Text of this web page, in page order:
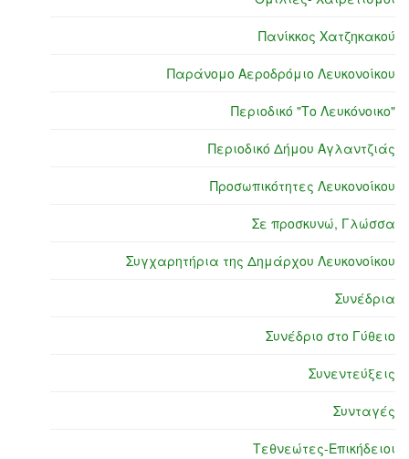
Πανίκκος Χατζηκακού
Παράνομο Αεροδρόμιο Λευκονοίκου
Περιοδικό "Το Λευκόνοικο"
Περιοδικό Δήμου Αγλαντζιάς
Προσωπικότητες Λευκονοίκου
Σε προσκυνώ, Γλώσσα
Συγχαρητήρια της Δημάρχου Λευκονοίκου
Συνέδρια
Συνέδριο στο Γύθειο
Συνεντεύξεις
Συνταγές
Τεθνεώτες-Επικήδειοι